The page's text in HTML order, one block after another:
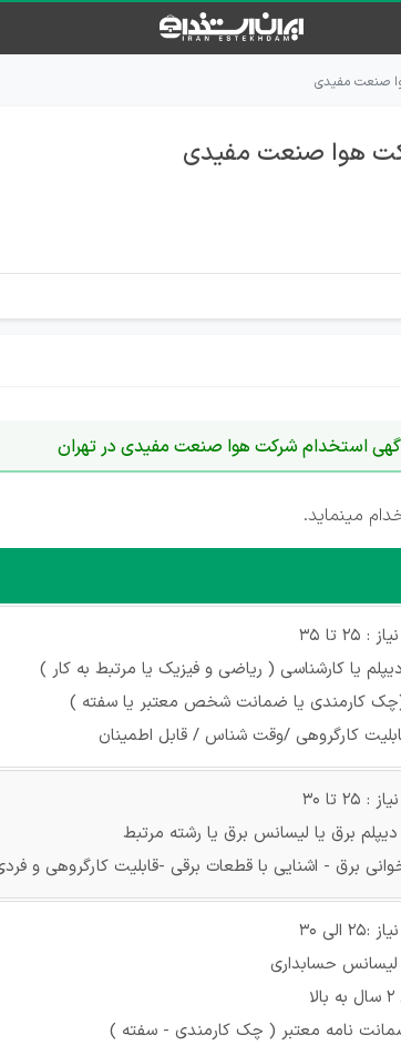
صنعت مفیدی
هوا صنعت مفیدی
استخدام شرکت هوا صنعت مفیدی در تهران
مینماید.
تا 35
یا کارشناسی ( ریاضی و فیزیک یا مرتبط به کار )
کارمندی یا ضمانت شخص معتبر یا سفته )
کارگروهی /وقت شناس / قابل اطمینان
تا 30
برق یا لیسانس برق یا رشته مرتبط
برق - اشنایی با قطعات برقی -قابلیت کارگروهی
30
حسابداری
نامه معتبر ( چک کارمندی - سفته )